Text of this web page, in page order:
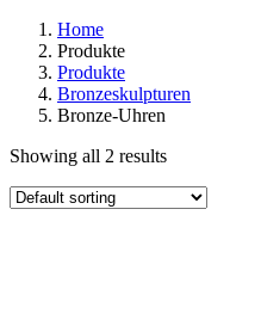
Home
Produkte
Produkte
Bronzeskulpturen
Bronze-Uhren
Showing all 2 results